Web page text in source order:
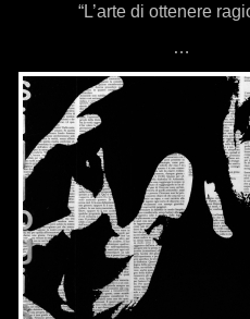
“L’arte di ottenere
…